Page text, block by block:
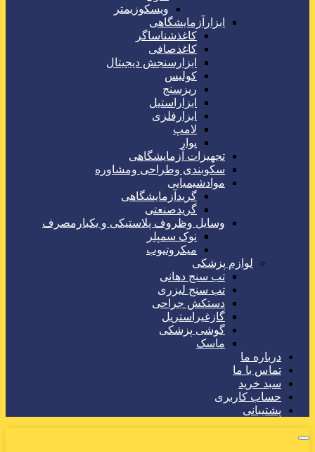
ویسکوزیمتر
ابزارآزمایشگاهی
کاغذشناساگر
کاغذصافی
ابزارسنجش دیجیتال
کولیس
ریزسنج
ابزاراستیل
ابزارفلزی
لامپ
پوار
تجهیزات آزمایشگاهی
سکوبندی وطراحی ومشاوره
موادشیمیایی
گریدآزمایشگاهی
گریدصنعتی
وسایل وظروف پلاستیکی و یکبارمصرف
نوک سمپلر
میکروتیوب
لوازم پزشکی
تب سنج دهانی
تب سنج لیزری
دستکش جراحی
گازغیراستریل
گوشی پزشکی
ماسک
درباره ما
تماس با ما
سبد خرید
حساب کاربری
پشتیبانی